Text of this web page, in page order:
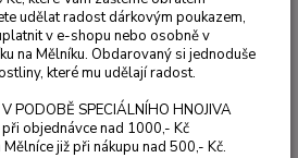
udělat radost dárkovým poukazem,
v e-shopu nebo osobně v
na Mělníku. Obdarovaný si jednoduše
které mu udělají radost.
PODOBĚ SPECIÁLNÍHO HNOJIVA
objednávce nad 1000,- Kč
již při nákupu nad 500,- Kč.